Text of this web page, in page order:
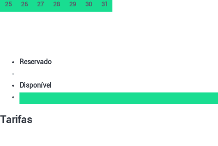
25 26 27 28 29 30 31
Reservado
Disponível
Tarifas